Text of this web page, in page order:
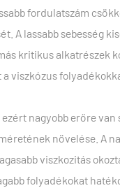
fordulatszám
A lassabb sebesség
kritikus alkatrészek
viszkózus
nagyobb erőre van
növelése. A
viszkozitás
folyadékokat